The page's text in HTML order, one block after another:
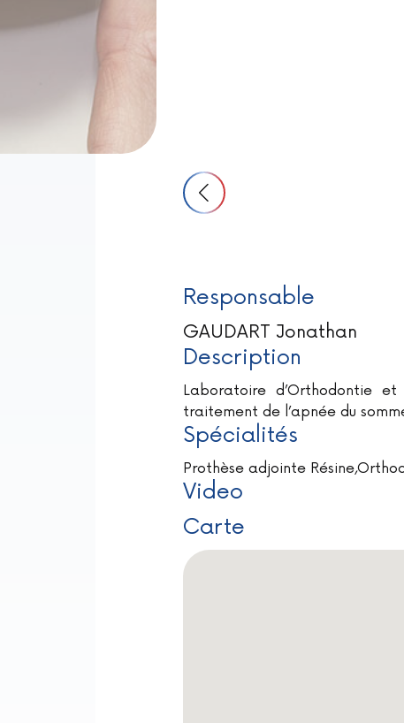
Responsable
GAUDART Jonathan
Description
Laboratoire d’Orthodontie
traitement de l’apnée du
Spécialités
Prothèse adjointe
Video
Carte